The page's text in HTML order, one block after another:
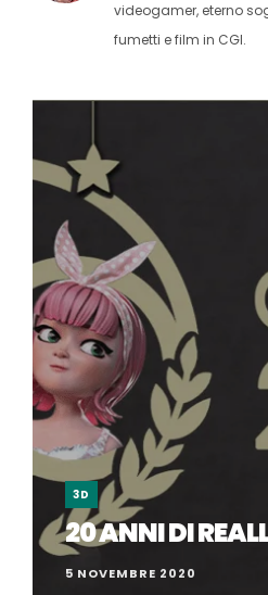
videogamer, eterno
fumetti e film in CGI.
3D
20 ANNI DI
5 NOVEMBRE 2020